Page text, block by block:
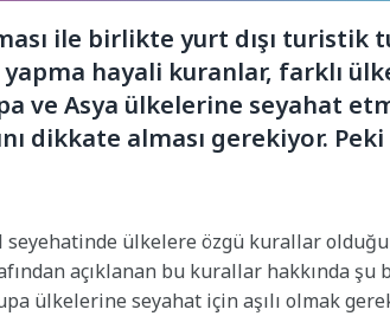
ile birlikte yurt dışı turistik
yapma hayali kuranlar, farklı
ve Asya ülkelerine seyahat
dikkate alması gerekiyor.
seyehatinde ülkelere özgü kurallar
açıklanan bu kurallar hakkında şu
ülkelerine seyahat için aşılı olmak